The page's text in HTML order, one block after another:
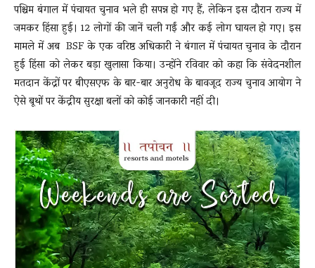
पश्चिम बंगाल में पंचायत चुनाव भले ही सपन्न हो गए हैं, लेकिन इस दौरान राज्य में
जमकर हिंसा हुई। 12 लोगों की जानें चली गईं और कई लोग घायल हो गए। इस
मामले में अब BSF के एक वरिष्ठ अधिकारी ने बंगाल में पंचायत चुनाव के दौरान
हुई हिंसा को लेकर बड़ा खुलासा किया। उन्होंने रविवार को कहा कि संवेदनशील
मतदान केंद्रों पर बीएसएफ के बार-बार अनुरोध के बावजूद राज्य चुनाव आयोग ने
ऐसे बूथों पर केंद्रीय सुरक्षा बलों को कोई जानकारी नहीं दी।